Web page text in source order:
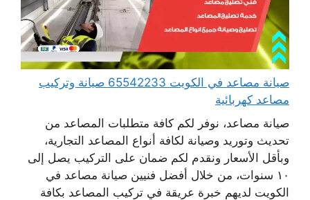
صيانة مصاعد في الكويت 65542233 صيانة وتركيب
مصاعد كهربائية
صيانة مصاعد، نوفر لكم كافة متطلبات المصاعد من
تحديث وتوريد وصيانة لكافة أنواع المصاعد التجارية،
وبأقل الأسعار ونقدم لكم ضمان على التركيب يصل إلى
١٠ سنوات، من خلال أفضل فنيين صيانة مصاعد في
الكويت لديهم خبرة عريقة في تركيب المصاعد بكافة